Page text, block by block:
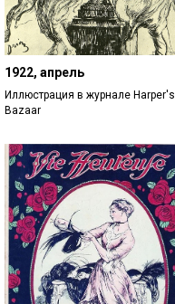
1922, апрель
Иллюстрация в журнале Harper's
Bazaar